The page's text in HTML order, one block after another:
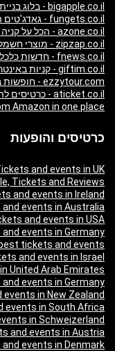
bigapple.co.il - בלוג בניית אתרים
fungets.co.il - גאדג'טים הכי שווים
azone.co.il - הכל על קניה באמזון
zipzap.co.il - מוצרי חשמל במחירים הגיוניים
fnews.co.il - חדשות כלכלה
giftim.co.il - קניות באינטרנט
ezzytour.com - חופשות בארץ ובעולם
aticket.co.il - כרטיסים להופעות
Amazon in one place
כרטיסים והופעות
and events in UK
Tickets and Reviews
and events in Ireland
events in Australia
and events in USA
events in Germany
best tickets and events
and events in Israel
United Arab Emirates
events in Germany
in New Zealand
events in South Africa
in Schweizerland
and events in Austria
events in Denmark